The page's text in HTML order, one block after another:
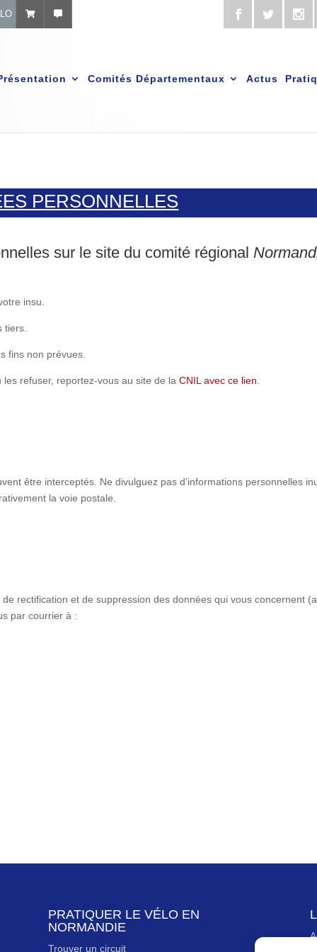
Comités Départementaux Actus
PERSONNELLES
sur le site du comité régional
insu.
tiers.
fins non prévues.
refuser, reportez-vous au site de la CNIL avec ce lien.
être interceptés. Ne divulguez pas d’informations personnelles
la voie postale.
de rectification et de suppression des données qui vous concernent
par courrier à :
PRATIQUER LE VÉLO EN
NORMANDIE
Trouver un circuit